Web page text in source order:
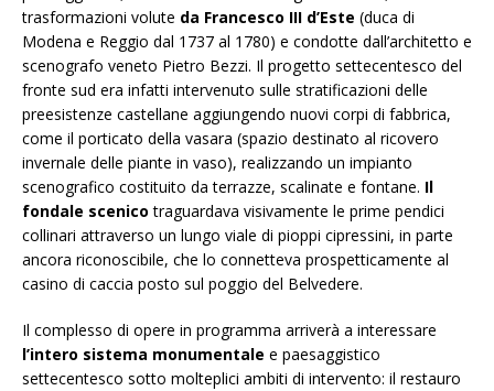
trasformazioni volute da Francesco III d’Este (duca di
Modena e Reggio dal 1737 al 1780) e condotte dall’architetto e
scenografo veneto Pietro Bezzi. Il progetto settecentesco del
fronte sud era infatti intervenuto sulle stratificazioni delle
preesistenze castellane aggiungendo nuovi corpi di fabbrica,
come il porticato della vasara (spazio destinato al ricovero
invernale delle piante in vaso), realizzando un impianto
scenografico costituito da terrazze, scalinate e fontane. Il
fondale scenico traguardava visivamente le prime pendici
collinari attraverso un lungo viale di pioppi cipressini, in parte
ancora riconoscibile, che lo connetteva prospetticamente al
casino di caccia posto sul poggio del Belvedere.
Il complesso di opere in programma arriverà a interessare
l’intero sistema monumentale e paesaggistico
settecentesco sotto molteplici ambiti di intervento: il restauro